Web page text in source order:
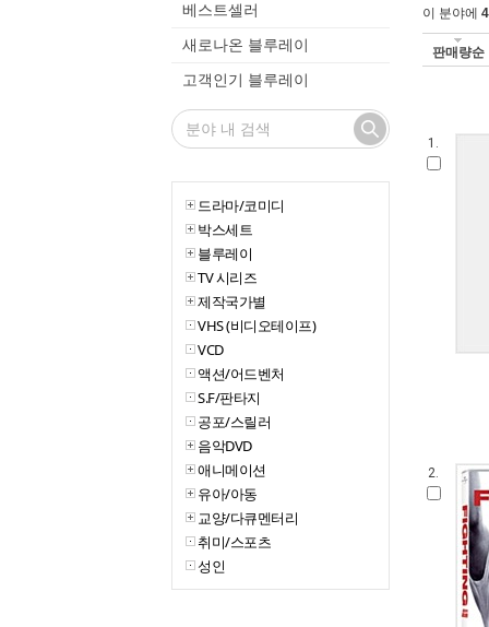
베스트셀러
새로나온 블루레이
고객인기 블루레이
드라마/코미디
박스세트
블루레이
TV 시리즈
제작국가별
VHS (비디오테이프)
VCD
액션/어드벤처
S.F/판타지
공포/스릴러
음악DVD
애니메이션
유아/아동
교양/다큐멘터리
취미/스포츠
성인
이 분야에 4
판매량순
1.
2.